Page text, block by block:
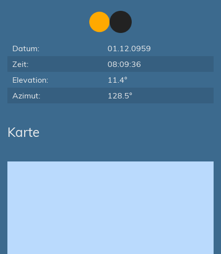
Datum:
01.12.0959
Zeit:
08:09:36
Elevation:
11.4°
Azimut:
128.5°
Karte